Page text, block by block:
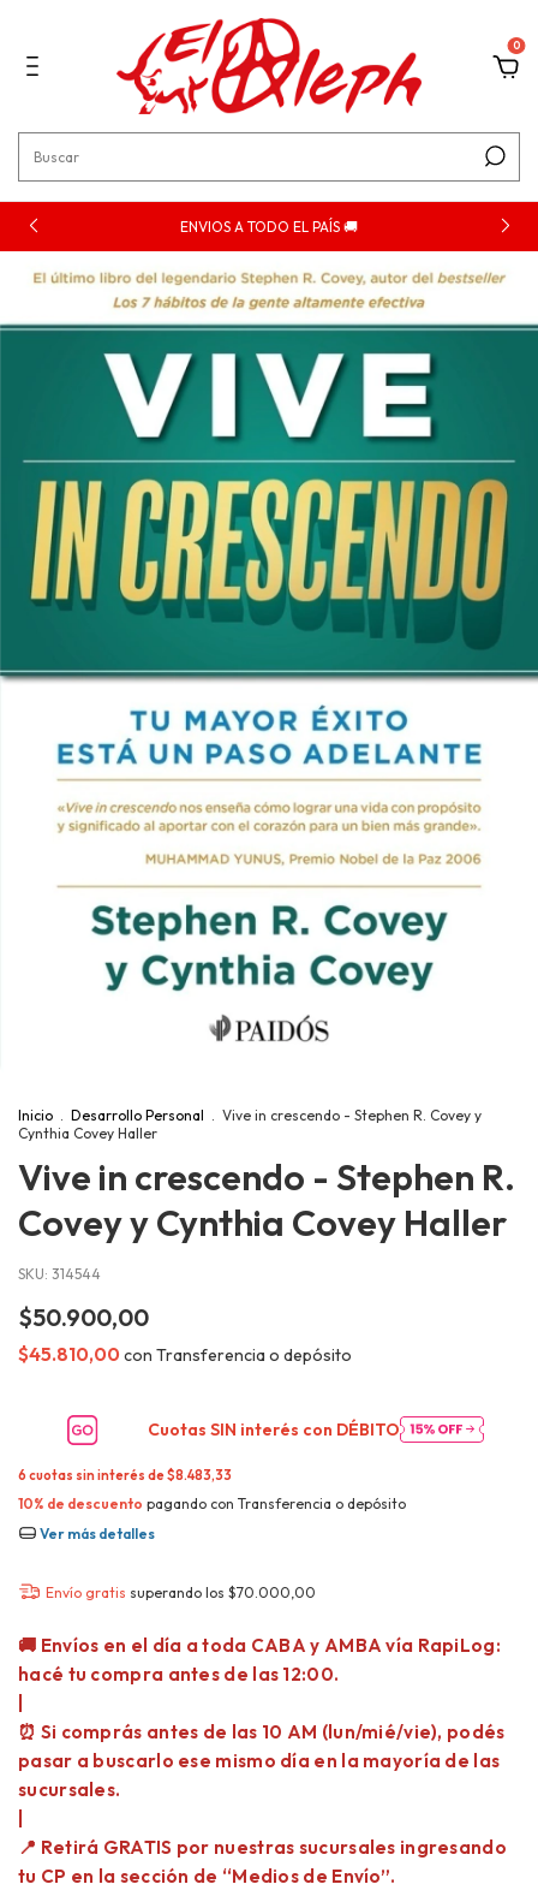
0
ENVIOS A TODO EL PAÍS 🚚
Inicio Desarrollo Personal
Vive in crescendo - Stephen R. Covey y
Cynthia Covey Haller
Vive in crescendo - Stephen R.
Covey y Cynthia Covey Haller
SKU: 314544
$50.900,00
$45.810,00 con Transferencia o depósito
Cuotas SIN interés con DÉBITO
6 cuotas sin interés de$8.483,33
10% de descuento pagando con Transferencia o depósito
Ver más detalles
Envío gratis superando los $70.000,00